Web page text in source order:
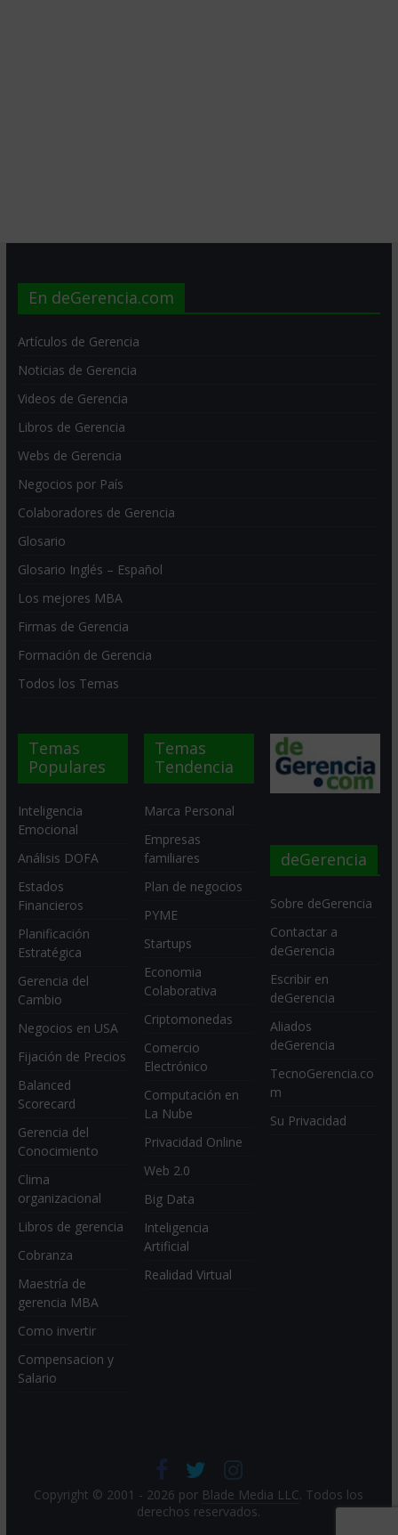
En deGerencia.com
Artículos de Gerencia
Noticias de Gerencia
Videos de Gerencia
Libros de Gerencia
Webs de Gerencia
Negocios por País
Colaboradores de Gerencia
Glosario
Glosario Inglés – Español
Los mejores MBA
Firmas de Gerencia
Formación de Gerencia
Todos los Temas
Temas
Populares
Inteligencia
Emocional
Análisis DOFA
Estados
Financieros
Planificación
Estratégica
Gerencia del
Cambio
Negocios en USA
Fijación de Precios
Balanced
Scorecard
Gerencia del
Conocimiento
Clima
organizacional
Libros de gerencia
Cobranza
Maestría de
gerencia MBA
Como invertir
Compensacion y
Salario
Temas
Tendencia
Marca Personal
Empresas
familiares
Plan de negocios
PYME
Startups
Economia
Colaborativa
Criptomonedas
Comercio
Electrónico
Computación en
La Nube
Privacidad Online
Web 2.0
Big Data
Inteligencia
Artificial
Realidad Virtual
deGerencia
Sobre deGerencia
Contactar a
deGerencia
Escribir en
deGerencia
Aliados
deGerencia
TecnoGerencia.co
m
Su Privacidad
Copyright © 2001 - 2026 por Blade Media LLC. Todos los
derechos reservados.